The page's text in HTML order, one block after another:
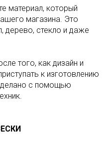
материал, который
магазина. Это
дерево, стекло и даже
того, как дизайн и
к изготовлению
с помощью